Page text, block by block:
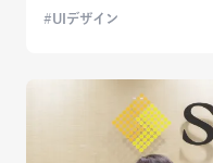
UIデザイン